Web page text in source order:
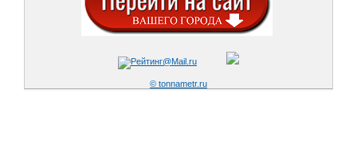
© tonnametr.ru